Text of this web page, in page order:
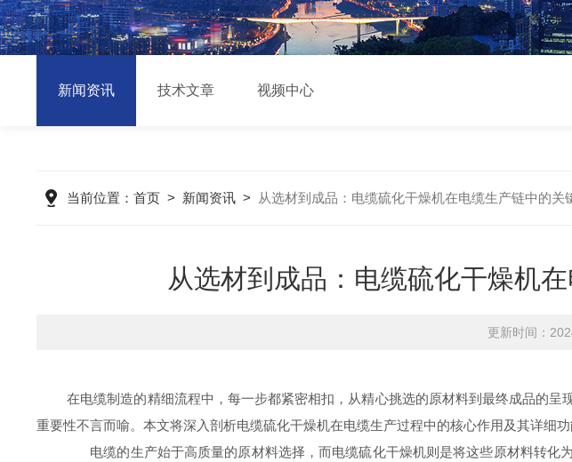
新闻资讯 技术文章 视频中心
当前位置： 首页> 新闻资讯> 从选材到成品：电缆硫化干燥机在电缆生产链中的关
从选材到成品：电缆硫化干燥机
更新时间：
在电缆制造的精细流程中，每一步都紧密相扣，从精心挑选的原材料到最终成品的呈
重要性不言而喻。本文将深入剖析电缆硫化干燥机在电缆生产过程中的核心作用及其详细功
电缆的生产始于高质量的原材料选择，而电缆硫化干燥机则是将这些原材料转化